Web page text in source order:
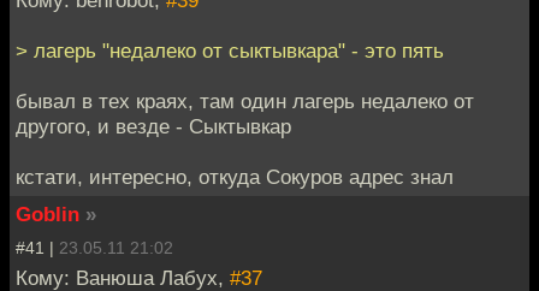
> лагерь "недалеко от сыктывкара" - это пять
бывал в тех краях, там один лагерь недалеко от
другого, и везде - Сыктывкар
кстати, интересно, откуда Сокуров адрес знал
Goblin »
#41 | 23.05.11 21:02
Кому: Ванюша Лабух, #37